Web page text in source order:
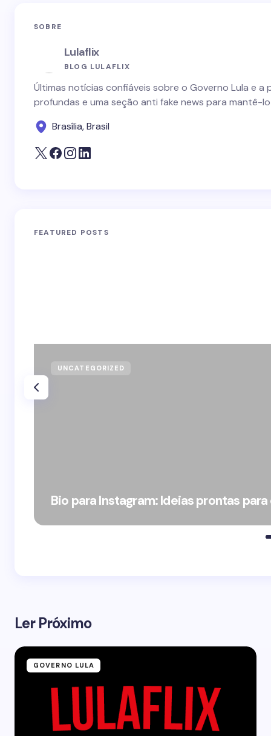
SOBRE
Lulaflix
BLOG LULAFLIX
Últimas notícias confiáveis sobre o Governo Lula e
profundas e uma seção anti fake news para mantê-
Brasília, Brasil
FEATURED POSTS
UNCATEGORIZED
Bio para Instagram: Ideias prontas
Ler Próximo
GOVERNO LULA